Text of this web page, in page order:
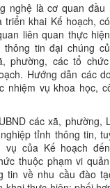
nghệ là cơ quan
triển khai Kế hoạch,
liên quan thực
tin đại chúng
phường, các tổ
Hướng dẫn các
nhiệm vụ khoa học,
các xã, phường,
tỉnh thông tin,
vụ của Kế hoạch
thuộc phạm vi
tin về nhu cầu đào